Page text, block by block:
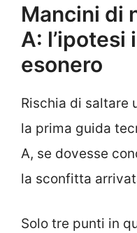
Mancini di
A: l’ipotesi
esonero
Rischia di saltare
la prima guida
A, se dovesse
la sconfitta
Solo tre punti in